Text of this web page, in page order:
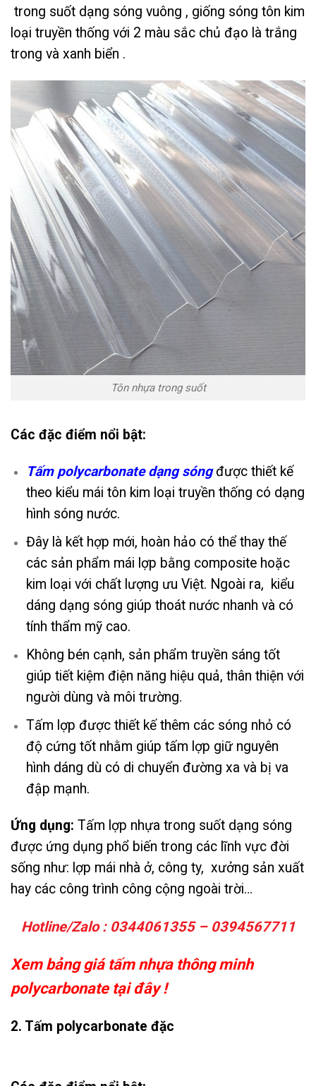
trong suốt dạng sóng vuông , giống sóng tôn kim
loại truyền thống với 2 màu sắc chủ đạo là trắng
trong và xanh biển .
Tôn nhựa trong suốt
Các đặc điểm nổi bật:
Tấm polycarbonate dạng sóngđược thiết kế
theo kiểu mái tôn kim loại truyền thống có dạng
hình sóng nước.
Đây là kết hợp mới, hoàn hảo có thể thay thế
các sản phẩm mái lợp bằng composite hoặc
kim loại với chất lượng ưu Việt. Ngoài ra, kiểu
dáng dạng sóng giúp thoát nước nhanh và có
tính thẩm mỹ cao.
Không bén cạnh, sản phẩm truyền sáng tốt
giúp tiết kiệm điện năng hiệu quả, thân thiện với
người dùng và môi trường.
Tấm lợp được thiết kế thêm các sóng nhỏ có
độ cứng tốt nhằm giúp tấm lợp giữ nguyên
hình dáng dù có di chuyển đường xa và bị va
đập mạnh.
Ứng dụng: Tấm lợp nhựa trong suốt dạng sóng
được ứng dụng phổ biến trong các lĩnh vực đời
sống như: lợp mái nhà ở, công ty, xưởng sản xuất
hay các công trình công cộng ngoài trời…
Hotline/Zalo : 0344061355 – 0394567711
Xem bảng giá tấm nhựa thông minh
polycarbonate tại đây !
2. Tấm polycarbonate đặc